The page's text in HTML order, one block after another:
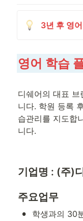
3년 후 영
영어 학습
디쉐어의 대표 브
니다. 학원 등록
습관리를 지도합
니다.
기업명 : (주)
주요업무
• 학생과의 30